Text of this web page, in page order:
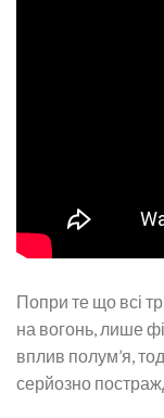
Попри те що всі
на вогонь, лише
вплив полум’я,
серйозно